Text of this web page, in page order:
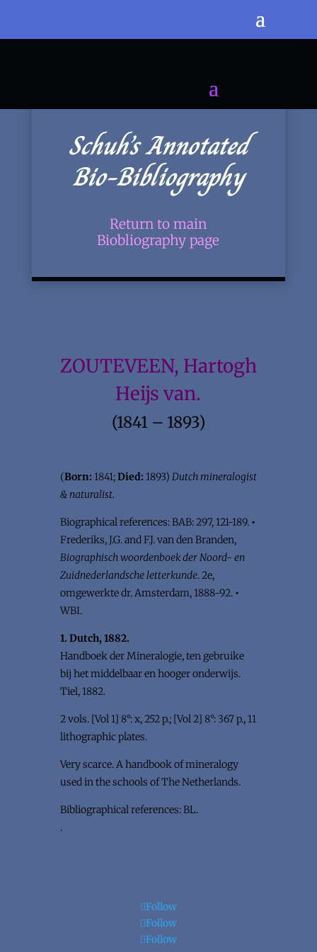
Schuh’s Annotated
Bio-Bibliography
Return to main
Biobliography page
ZOUTEVEEN, Hartogh
Heijs van.
(1841 – 1893)
(Born: 1841;Died: 1893) Dutch mineralogist
& naturalist.
Biographical references: BAB: 297, 121-189. •
Frederiks, J.G. and F.J. van den Branden,
Biographisch woordenboek der Noord- en
Zuidnederlandsche letterkunde. 2e,
omgewerkte dr. Amsterdam, 1888-92. •
WBI.
1. Dutch, 1882.
Handboek der Mineralogie, ten gebruike
bij het middelbaar en hooger onderwijs.
Tiel, 1882.
2 vols. [Vol 1] 8°: x, 252 p.; [Vol 2] 8°: 367 p., 11
lithographic plates.
Very scarce. A handbook of mineralogy
used in the schools of The Netherlands.
Bibliographical references: BL.
.
Follow
Follow
Follow